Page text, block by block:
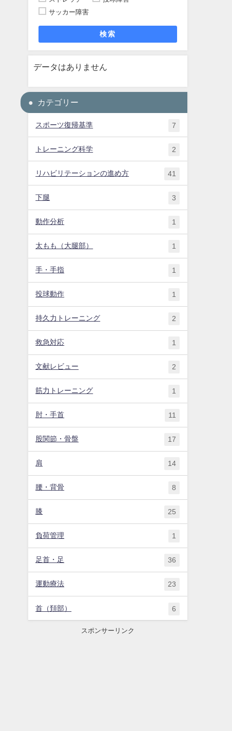
サッカー障害
検索
データはありません
カテゴリー
スポーツ復帰基準 7
トレーニング科学 2
リハビリテーションの進め方 41
下腿 3
動作分析 1
太もも（大腿部） 1
手・手指 1
投球動作 1
持久力トレーニング 2
救急対応 1
文献レビュー 2
筋力トレーニング 1
肘・手首 11
股関節・骨盤 17
肩 14
腰・背骨 8
膝 25
負荷管理 1
足首・足 36
運動療法 23
首（頚部） 6
スポンサーリンク